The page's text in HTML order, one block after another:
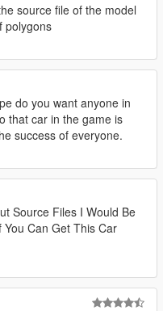
source file of the model
polygons
do you want anyone in
that car in the game is
success of everyone.
Source Files I Would Be
Can Get This Car